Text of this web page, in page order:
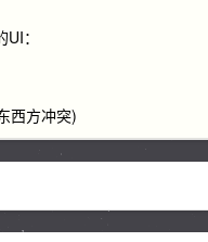
：
西方冲突)